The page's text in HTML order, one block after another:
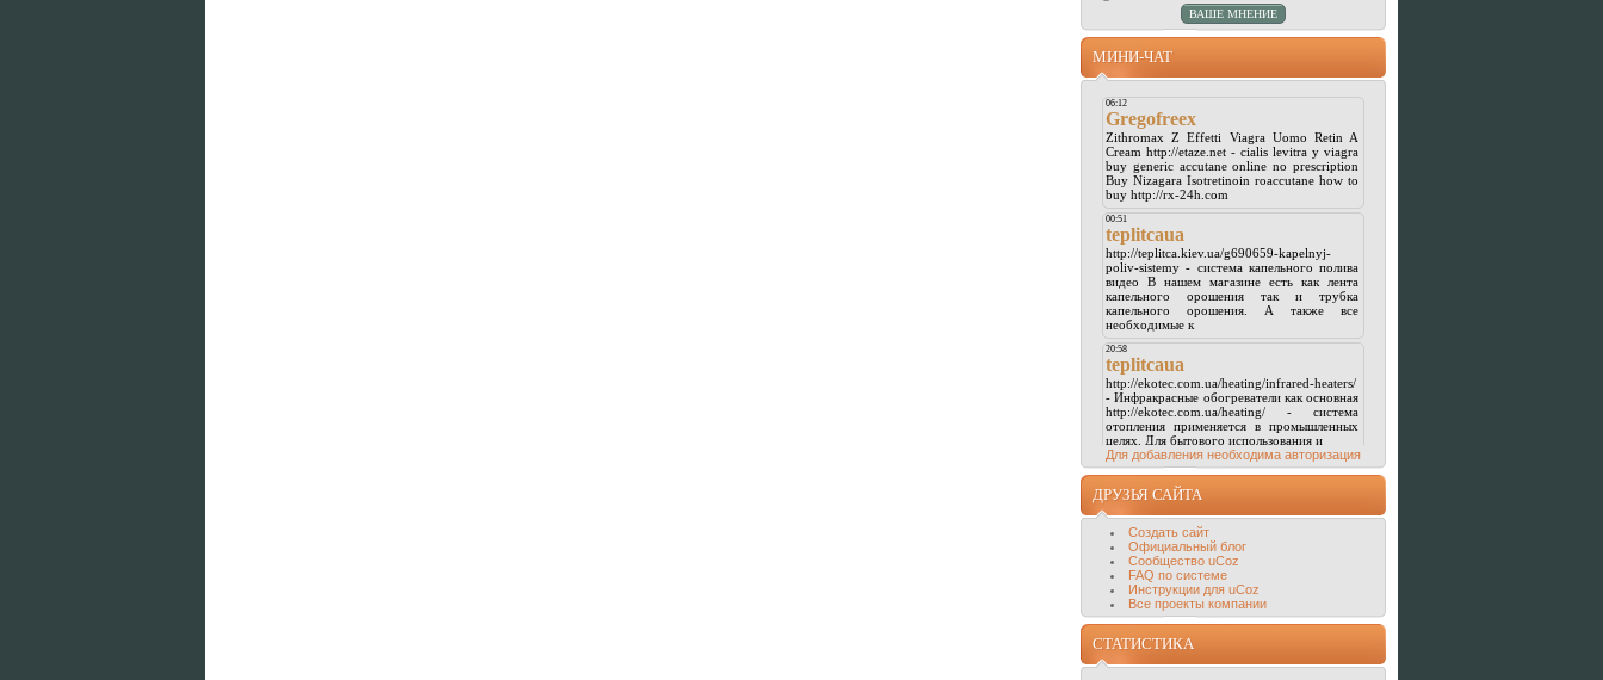
МИНИ-ЧАТ
Для добавления необходима авторизация
ДРУЗЬЯ САЙТА
Создать сайт
Официальный блог
Сообщество uCoz
FAQ по системе
Инструкции для uCoz
Все проекты компании
СТАТИСТИКА